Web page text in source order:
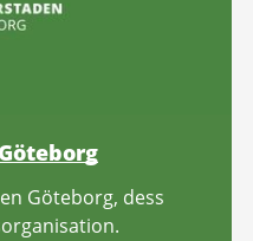
Göteborg, dess